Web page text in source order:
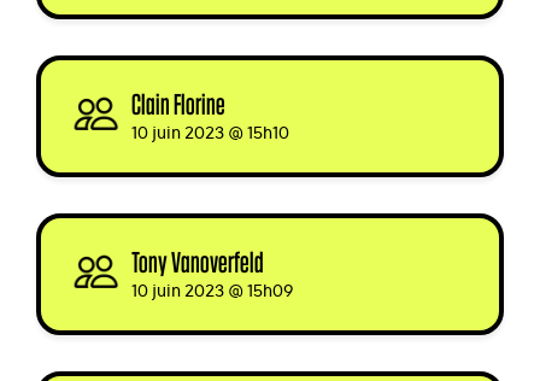
Clain Florine
10 juin 2023 @ 15h10
Tony Vanoverfeld
10 juin 2023 @ 15h09